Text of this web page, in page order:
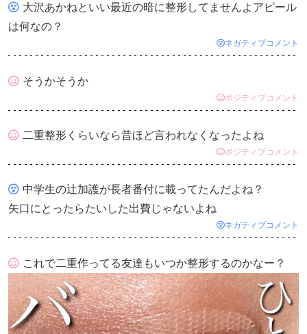
大沢あかねといい最近の暗に整形してませんよアピール
は何なの？
ネガティブコメント
そうかそうか
ポジティブコメント
二重整形くらいなら昔ほど言われなくなったよね
ポジティブコメント
中学生の辻加護が長者番付に載ってたんだよね？
矢口にとったらたいした出費じゃないよね
ネガティブコメント
これで二重作ってる友達もいつか整形するのかなー？